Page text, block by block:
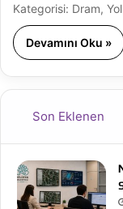
Kategorisi: Dram,
Devamını Oku »
Son Eklenen